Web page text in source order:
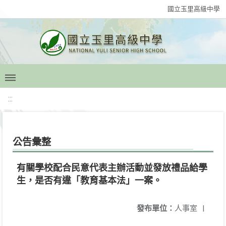
國立玉里高級中學
:::
公告彙整
有關學校配合民意代表主辦活動並發放禮品給學
生，是否有違「教育基本法」一案。
發布單位： 人事室 |